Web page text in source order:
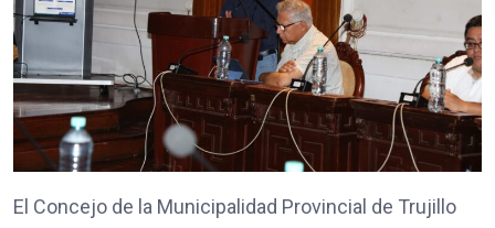
El Concejo de la Municipalidad Provincial de Trujillo